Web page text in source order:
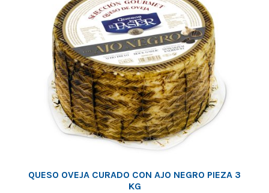
QUESO OVEJA CURADO CON AJO NEGRO PIEZA 3
KG